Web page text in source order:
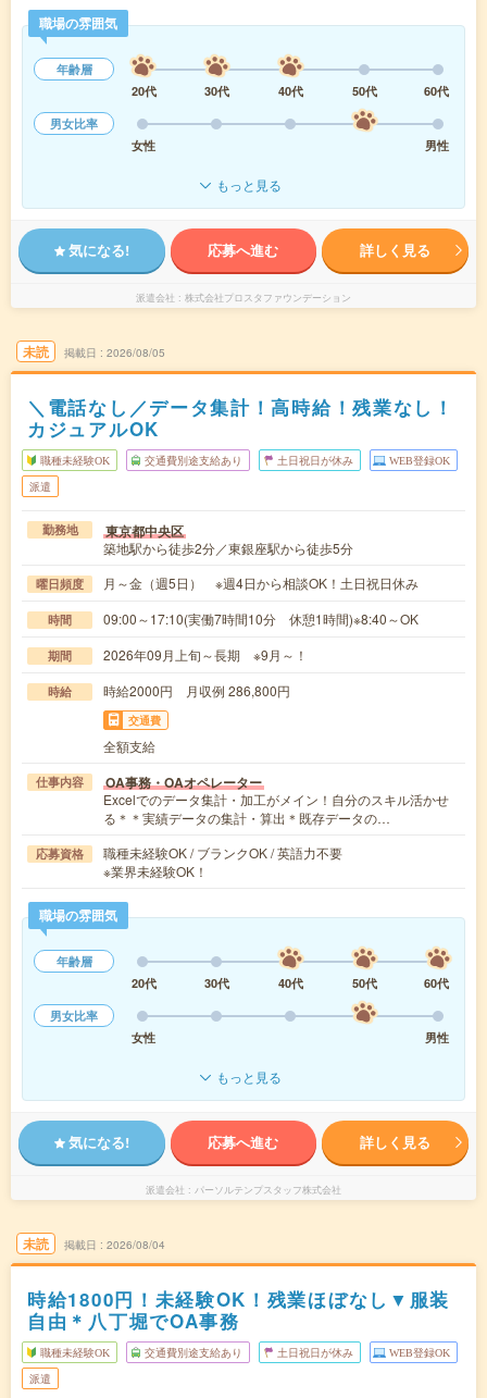
職場の雰囲気
年齢層
20代
30代 40代 50代
60代
男女比率
女性
男性
もっと見る
気になる! 応募へ進む 詳しく見る
派遣会社 株式会社プロスタファウンデーション
未読 掲載日 2026/08/05
＼電話なし／データ集計！高時給！残業なし！
カジュアルOK
職種未経験OK 交通費別途支給あり 土日祝日が休み WEB登録OK
派遣
勤務地 東京都中央区
築地駅から徒歩2分／東銀座駅から徒歩5分
曜日頻度 月～金（週5日） ※週4日から相談OK！土日祝日休み
時間 09:00～17:10(実働7時間10分 休憩1時間)※8:40～OK
期間 2026年09月上旬～長期 ※9月～！
時給 時給2000円 月収例 286,800円
交通費
全額支給
仕事内容 OA事務・OAオペレーター
Excelでのデータ集計・加工がメイン！自分のスキル活かせ
る＊＊実績データの集計・算出＊既存データの…
応募資格
職種未経験OK / ブランクOK / 英語力不要
※業界未経験OK！
職場の雰囲気
年齢層
20代
30代 40代 50代
60代
男女比率
女性
男性
もっと見る
気になる! 応募へ進む 詳しく見る
派遣会社 パーソルテンプスタッフ株式会社
未読 掲載日 2026/08/04
時給1800円！未経験OK！残業ほぼなし▼服装
自由＊八丁堀でOA事務
職種未経験OK 交通費別途支給あり 土日祝日が休み WEB登録OK
派遣